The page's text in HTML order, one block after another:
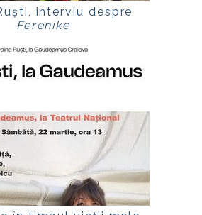
interviu despre
Ferenike